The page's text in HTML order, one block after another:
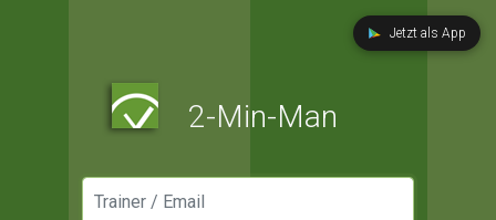
Jetzt als App
2-Min-Man